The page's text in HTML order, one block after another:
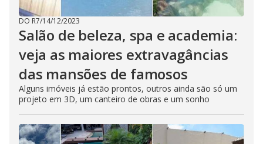
DO R7/14/12/2023
Salão de beleza, spa e academia:
veja as maiores extravagâncias
das mansões de famosos
Alguns imóveis já estão prontos, outros ainda são só um
projeto em 3D, um canteiro de obras e um sonho